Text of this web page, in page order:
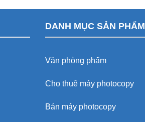
DANH MỤC SẢN PHẨM
Văn phòng phẩm
Cho thuê máy photocopy
Bán máy photocopy